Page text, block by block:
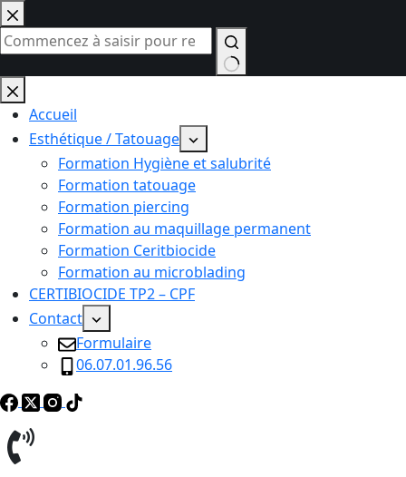
Passer
au
contenu
Aucun
résultatAccueil
Esthétique / Tatouage
Formation Hygiène et salubrité
Formation tatouage
Formation piercing
Formation au maquillage permanent
Formation Ceritbiocide
Formation au microblading
CERTIBIOCIDE TP2 – CPF
Contact
Formulaire
06.07.01.96.56